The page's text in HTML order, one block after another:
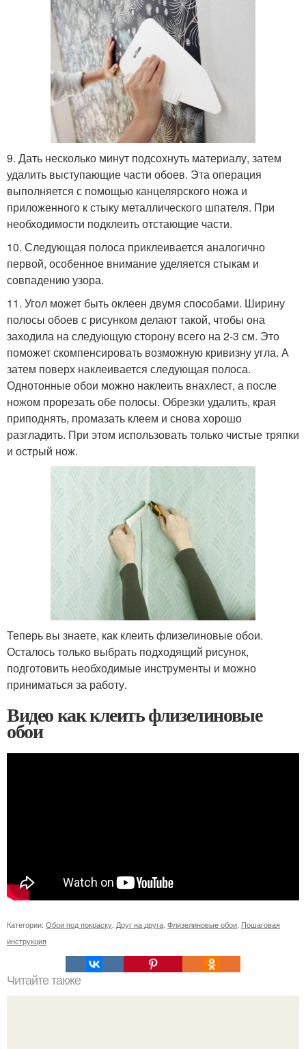
9. Дать несколько минут подсохнуть материалу, затем
удалить выступающие части обоев. Эта операция
выполняется с помощью канцелярского ножа и
приложенного к стыку металлического шпателя. При
необходимости подклеить отстающие части.
10. Следующая полоса приклеивается аналогично
первой, особенное внимание уделяется стыкам и
совпадению узора.
11. Угол может быть оклеен двумя способами. Ширину
полосы обоев с рисунком делают такой, чтобы она
заходила на следующую сторону всего на 2-3 см. Это
поможет скомпенсировать возможную кривизну угла. А
затем поверх наклеивается следующая полоса.
Однотонные обои можно наклеить внахлест, а после
ножом прорезать обе полосы. Обрезки удалить, края
приподнять, промазать клеем и снова хорошо
разгладить. При этом использовать только чистые тряпки
и острый нож.
Теперь вы знаете, как клеить флизелиновые обои.
Осталось только выбрать подходящий рисунок,
подготовить необходимые инструменты и можно
приниматься за работу.
Видео как клеить флизелиновые
обои
Категории: Обои под покраску Друг на друга Флизелиновые обои Пошаговая
инструкция
Читайте также